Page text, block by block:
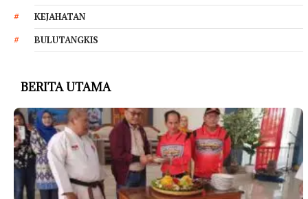
KEJAHATAN
BULUTANGKIS
BERITA UTAMA